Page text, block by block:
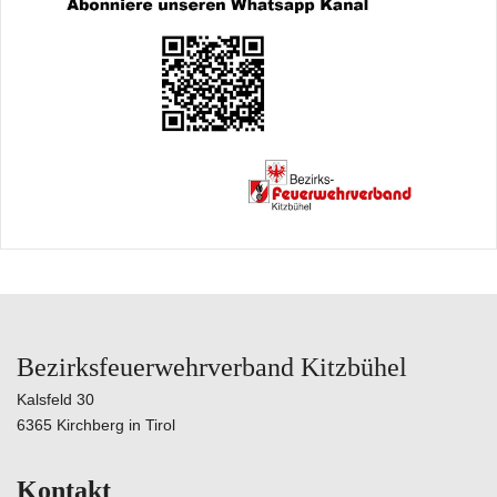
Bezirksfeuerwehrverband Kitzbühel
Kalsfeld 30
6365 Kirchberg in Tirol
Kontakt